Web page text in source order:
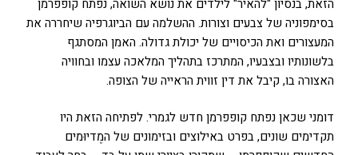
הזאת, בנסיון "להאיר" לילדים את נושא השואה, נפתח קופפרמן
בסימפוניה של צבעים וצורות. ההשלמה עם הביוגרפיה שיחררה את
המעצורים ואת הכיסויים של יכולת גדולה. האמן המסתגף
בלשונותיו ובצבעיו, המתרכז בתהליך המלאכה עצמו ובחוויה
האצורה בו, קיבל את דין זווית הראייה של הצופה.
דומני שכאן נפתח קופפרמן חדש לגמרי. לפתיחה הזאת היו
תקדימים שונים, בפרט באילוצים ובזימונים של המֶדיוּמים